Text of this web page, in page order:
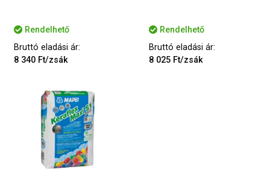
Rendelhető
Bruttó eladási ár:
8 340 Ft/zsák
Rendelhető
Bruttó eladási ár:
8 025 Ft/zsák